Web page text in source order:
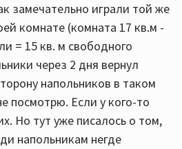
замечательно играли той же
комнате (комната 17 кв.м -
= 15 кв. м свободного
через 2 дня вернул
напольников в таком
посмотрю. Если у кого-то
Но тут уже писалось о том,
напольникам негде